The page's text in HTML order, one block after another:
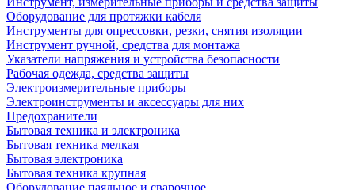
Оборудование для протяжки кабеля
Инструменты для опрессовки, резки, снятия изоляции
Инструмент ручной, средства для монтажа
Указатели напряжения и устройства безопасности
Рабочая одежда, средства защиты
Электроизмерительные приборы
Электроинструменты и аксессуары для них
Предохранители
Бытовая техника и электроника
Бытовая техника мелкая
Бытовая электроника
Бытовая техника крупная
Оборудование паяльное и сварочное